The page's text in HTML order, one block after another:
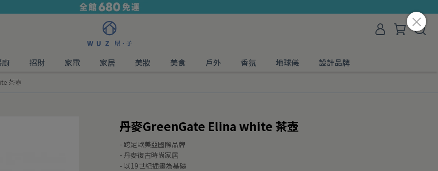
招財 家電 家居 美妝 美食 戶外 香氛 地球儀 設計品牌
茶壺
丹麥GreenGate Elina white 茶壺
- 跨足歐美亞國際品牌
- 丹麥復古時尚家居
- 以19世紀插畫為基礎